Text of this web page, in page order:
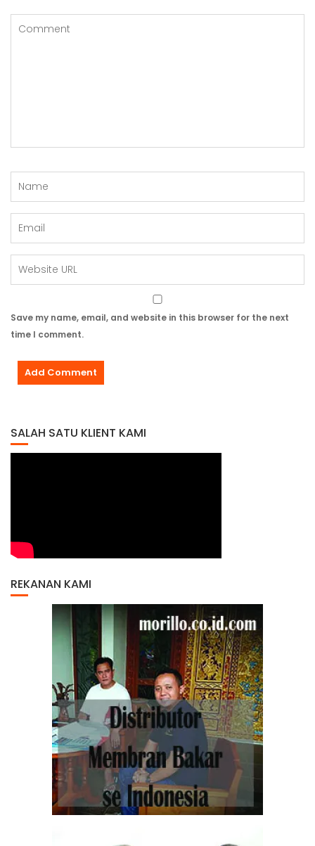
Save my name, email, and website in this browser for the next
time I comment.
SALAH SATU KLIENT KAMI
REKANAN KAMI